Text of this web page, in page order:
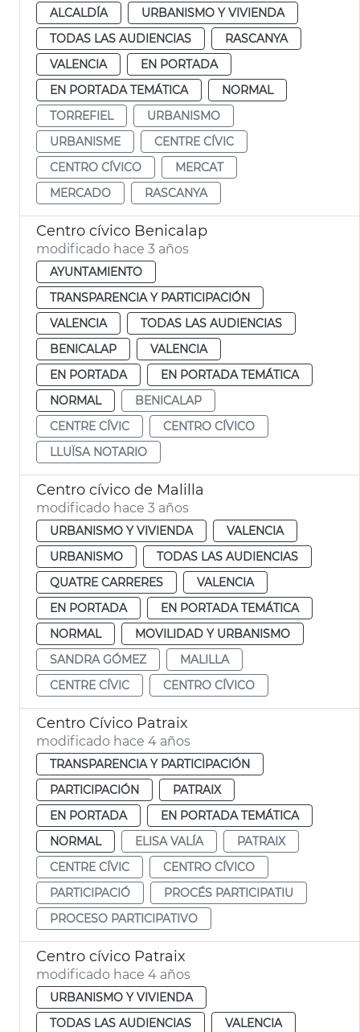
ALCALDÍA
URBANISMO Y VIVIENDA
TODAS LAS AUDIENCIAS
RASCANYA
VALENCIA
EN PORTADA
EN PORTADA TEMÁTICA
NORMAL
TORREFIEL
URBANISMO
URBANISME
CENTRE CÍVIC
CENTRO CÍVICO
MERCAT
MERCADO
RASCANYA
Centro cívico Benicalap
modificado hace 3 años
AYUNTAMIENTO
TRANSPARENCIA Y PARTICIPACIÓN
VALENCIA
TODAS LAS AUDIENCIAS
BENICALAP
VALENCIA
EN PORTADA
EN PORTADA TEMÁTICA
NORMAL
BENICALAP
CENTRE CÍVIC
CENTRO CÍVICO
LLUÏSA NOTARIO
Centro cívico de Malilla
modificado hace 3 años
URBANISMO Y VIVIENDA
VALENCIA
URBANISMO
TODAS LAS AUDIENCIAS
QUATRE CARRERES
VALENCIA
EN PORTADA
EN PORTADA TEMÁTICA
NORMAL
MOVILIDAD Y URBANISMO
SANDRA GÓMEZ
MALILLA
CENTRE CÍVIC
CENTRO CÍVICO
Centro Cívico Patraix
modificado hace 4 años
TRANSPARENCIA Y PARTICIPACIÓN
PARTICIPACIÓN
PATRAIX
EN PORTADA
EN PORTADA TEMÁTICA
NORMAL
ELISA VALÍA
PATRAIX
CENTRE CÍVIC
CENTRO CÍVICO
PARTICIPACIÓ
PROCÉS PARTICIPATIU
PROCESO PARTICIPATIVO
Centro cívico Patraix
modificado hace 4 años
URBANISMO Y VIVIENDA
TODAS LAS AUDIENCIAS
VALENCIA